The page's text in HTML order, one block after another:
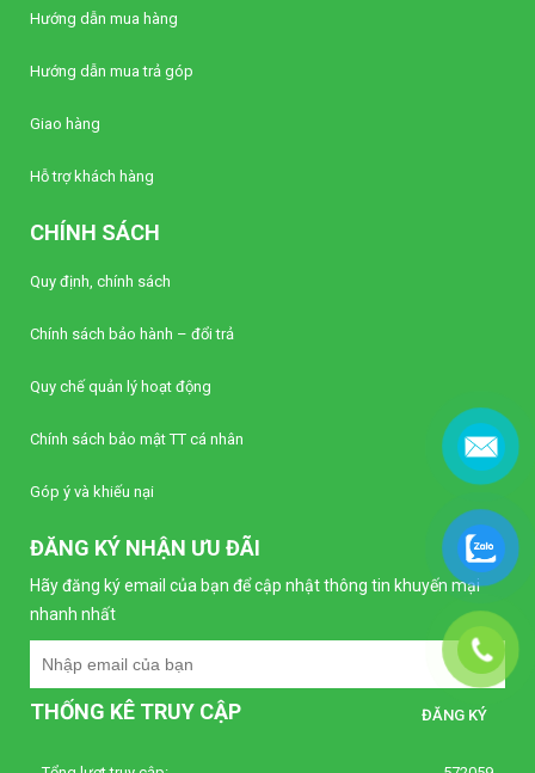
(Loại tiêu chuẩn)
Bộ điều khiển nhiệt độ Autonics TC4S-12R
Bộ định thời Analog – Power Off Delay
Autonics AT8PMN-6
Bộ định thời Analog – Power Off Delay
Autonics AT8PMN
Liên hệ
Hướng dẫn mua hàng
Hướng dẫn mua trả góp
Giao hàng
Hỗ trợ khách hàng
CHÍNH SÁCH
Quy định, chính sách
Chính sách bảo hành – đổi trả
Quy chế quản lý hoạt động
Chính sách bảo mật TT cá nhân
Góp ý và khiếu nại
ĐĂNG KÝ NHẬN ƯU ĐÃI
Hãy đăng ký email của bạn để cập nhật thông tin khuyến mại
nhanh nhất
THỐNG KÊ TRUY CẬP